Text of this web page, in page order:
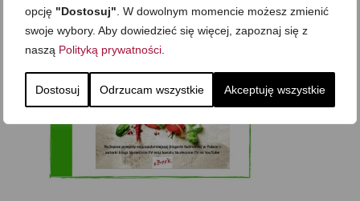
opcję "Dostosuj" . W dowolnym momencie możesz zmienić
swoje wybory. Aby dowiedzieć się więcej, zapoznaj się z
naszą Polityką prywatności
Dostosuj Odrzucam wszystkie Akceptuję wszystkie